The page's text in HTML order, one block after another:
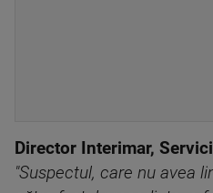
Director Interimar,
"Suspectul, care nu avea